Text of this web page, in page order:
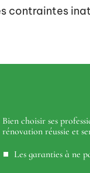
contraintes
Bien choisir ses
rénovation réussie et
Les garanties à ne